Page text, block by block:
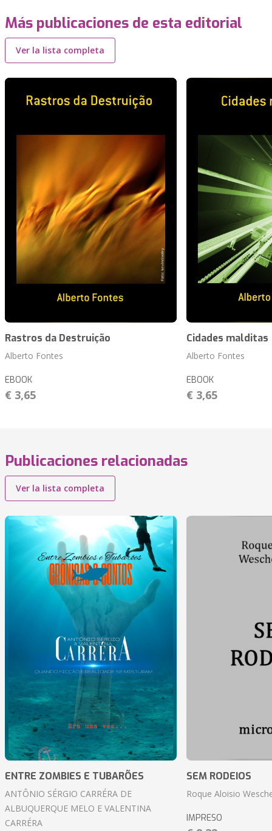
Más publicaciones de esta editorial
Ver la lista completa
Rastros da Destruição
Alberto Fontes
EBOOK
€ 3,65
Cidades malditas
Alberto Fontes
EBOOK
€ 3,65
Publicaciones relacionadas
Ver la lista completa
ENTRE ZOMBIES E TUBARÕES
ANTÔNIO SÉRGIO CARRÉRA DE
ALBUQUERQUE MELO E VALENTINA
CARRÉRA
SEM RODEIOS
Roque Aloisio
IMPRESO